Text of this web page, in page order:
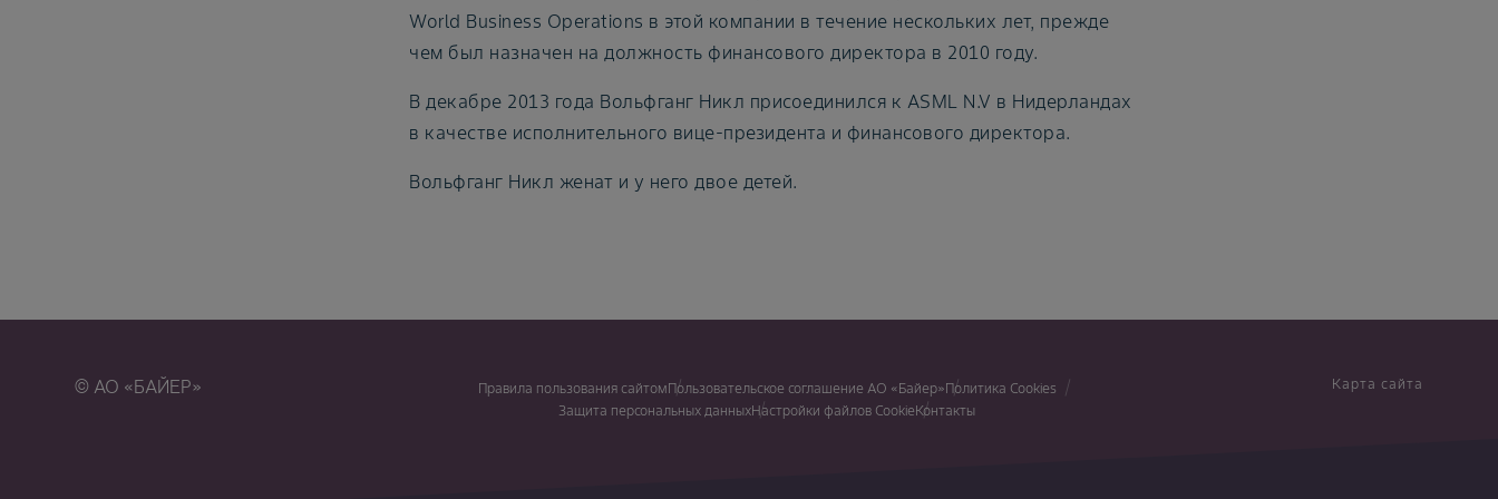
World Business Operations в этой компании в течение нескольких лет, прежде
чем был назначен на должность финансового директора в 2010 году.
В декабре 2013 года Вольфганг Никл присоединился к ASML N.V в Нидерландах
в качестве исполнительного вице-президента и финансового директора.
Вольфганг Никл женат и у него двое детей.
© АО «БАЙЕР» Правила пользования сайтомПользовательское соглашение АО «Байер»Политика Cookies
Защита персональных данныхНастройки файлов CookieКонтакты
Карта сайта